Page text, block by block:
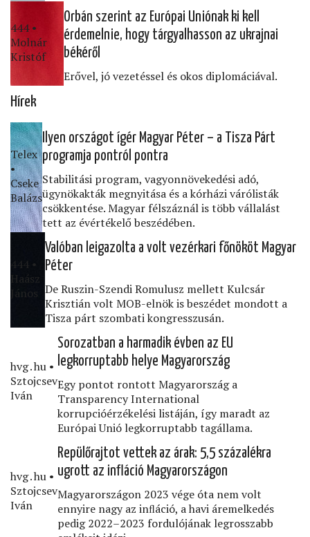
444 •
Molnár
Kristóf
Orbán szerint az Európai Uniónak ki kell
érdemelnie, hogy tárgyalhasson az ukrajnai
békéről
Erővel, jó vezetéssel és okos diplomáciával.
Hírek
Telex
•
Cseke
Balázs
Ilyen országot ígér Magyar Péter – a Tisza Párt
programja pontról pontra
Stabilitási program, vagyonnövekedési adó,
ügynökakták megnyitása és a kórházi várólisták
csökkentése. Magyar félszáznál is több vállalást
tett az évértékelő beszédében.
444 •
Haász
János
Valóban leigazolta a volt vezérkari főnököt Magyar
Péter
De Ruszin-Szendi Romulusz mellett Kulcsár
Krisztián volt MOB-elnök is beszédet mondott a
Tisza párt szombati kongresszusán.
hvg․hu •
Sztojcsev
Iván
Sorozatban a harmadik évben az EU
legkorruptabb helye Magyarország
Egy pontot rontott Magyarország a
Transparency International
korrupcióérzékelési listáján, így maradt az
Európai Unió legkorruptabb tagállama.
hvg․hu •
Sztojcsev
Iván
Repülőrajtot vettek az árak: 5,5 százalékra
ugrott az inﬂáció Magyarországon
Magyarországon 2023 vége óta nem volt
ennyire nagy az inﬂáció, a havi áremelkedés
pedig 2022–2023 fordulójának legrosszabb